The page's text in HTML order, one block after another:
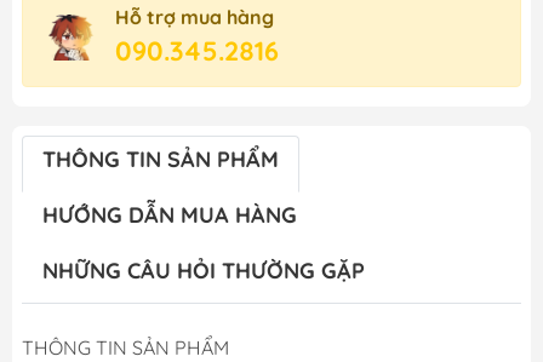
Hỗ trợ mua hàng
090.345.2816
THÔNG TIN SẢN PHẨM
HƯỚNG DẪN MUA HÀNG
NHỮNG CÂU HỎI THƯỜNG GẶP
THÔNG TIN SẢN PHẨM